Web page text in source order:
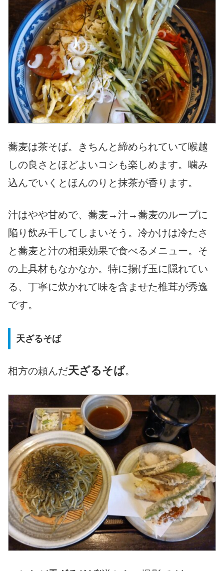
蕎麦は茶そば。きちんと締められていて喉越
しの良さとほどよいコシも楽しめます。噛み
込んでいくとほんのりと抹茶が香ります。
汁はやや甘めで、蕎麦→汁→蕎麦のループに
陥り飲み干してしまいそう。冷かけは冷たさ
と蕎麦と汁の相乗効果で食べるメニュー。そ
の上具材もなかなか。特に揚げ玉に隠れてい
る、丁寧に炊かれて味を含ませた椎茸が秀逸
です。
天ざるそば
相方の頼んだ天ざるそば。